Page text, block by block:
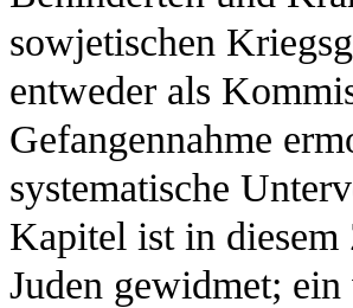
sowjetischen
entweder als
Gefangennahme
systematische
Kapitel ist in diesem
Juden gewidmet;